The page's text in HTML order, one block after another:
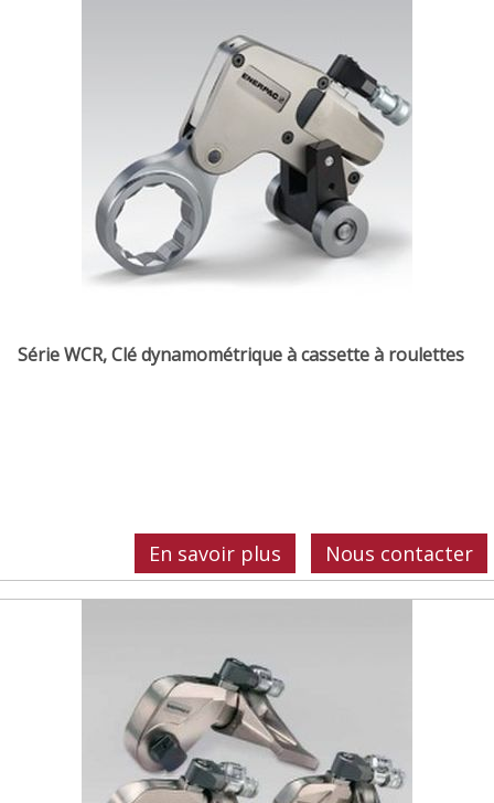
Série WCR, Clé dynamométrique à cassette à roulettes
Nous contacter
En savoir plus